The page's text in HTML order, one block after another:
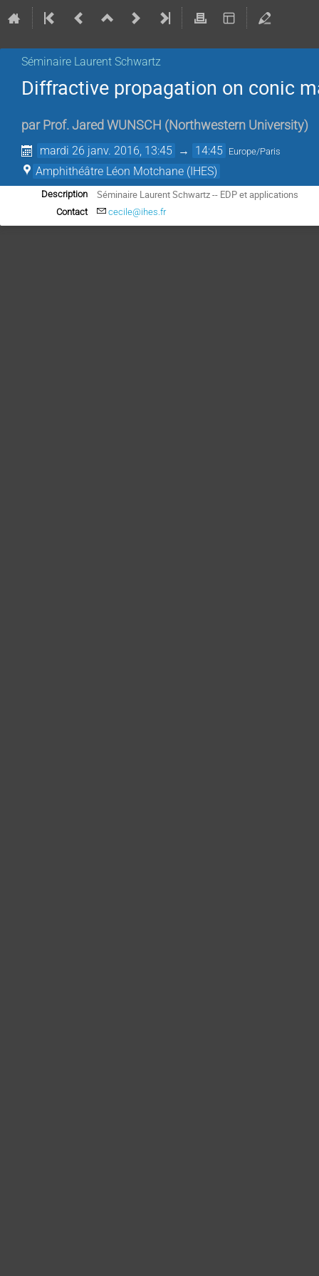
Séminaire Laurent Schwartz
Diffractive propagation on conic
par Prof. Jared WUNSCH (Northwestern University)
mardi 26 janv. 2016, 13:45 → 14:45 Europe/Paris
Amphithéâtre Léon Motchane (IHES)
Description Séminaire Laurent Schwartz -- EDP et applications
Contact cecile@ihes.fr